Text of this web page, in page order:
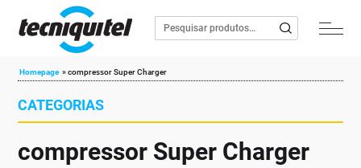
Homepage »compressor Super Charger
CATEGORIAS
compressor Super Charger